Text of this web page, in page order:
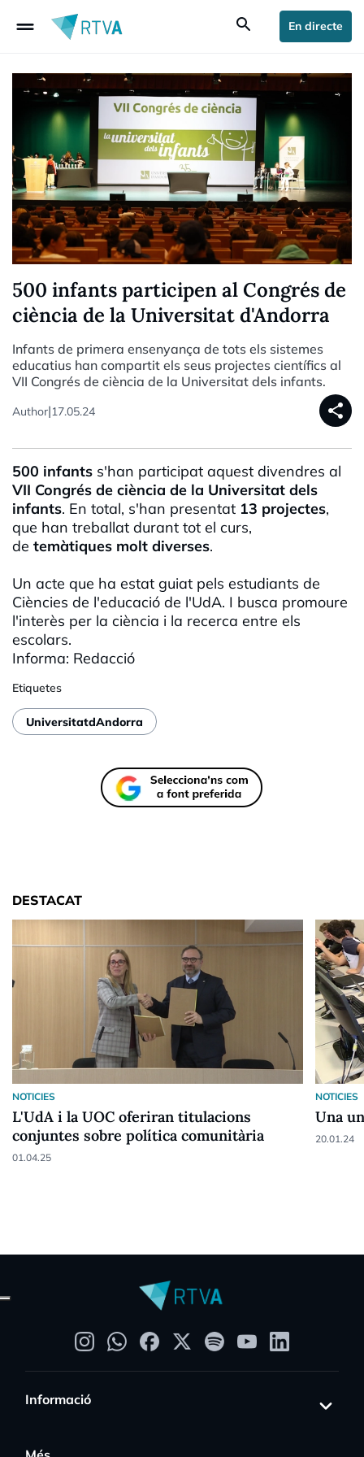
drag_handle search En directe
500 infants participen al Congrés de
ciència de la Universitat d'Andorra
Infants de primera ensenyança de tots els sistemes
educatius han compartit els seus projectes científics al
VII Congrés de ciència de la Universitat dels infants.
Author|17.05.24 share
500 infants s'han participat aquest divendres al
VII Congrés de ciència de la Universitat dels
infants. En total, s'han presentat 13 projectes,
que han treballat durant tot el curs,
de temàtiques molt diverses.
Un acte que ha estat guiat pels estudiants de
Ciències de l'educació de l'UdA. I busca promoure
l'interès per la ciència i la recerca entre els
escolars.
Informa: Redacció
Etiquetes
UniversitatdAndorra
DESTACAT
NOTICIES
L'UdA i la UOC oferiran titulacions
conjuntes sobre política comunitària
01.04.25
NOTICIES
Una
20.01.24
Informació